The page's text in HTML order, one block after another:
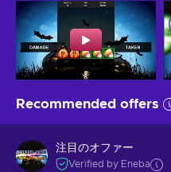
Recommended offers
注目のオファー
Verified by Eneba